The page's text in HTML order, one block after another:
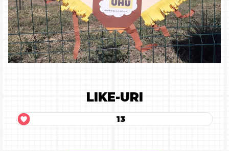
LIKE-URI
13